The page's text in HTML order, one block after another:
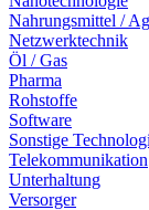
Nahrungsmittel /
Netzwerktechnik
Öl / Gas
Pharma
Rohstoffe
Software
Sonstige
Telekommunikation
Unterhaltung
Versorger